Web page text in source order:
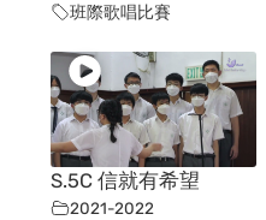
班際歌唱比賽
S.5C 信就有希望
2021-2022